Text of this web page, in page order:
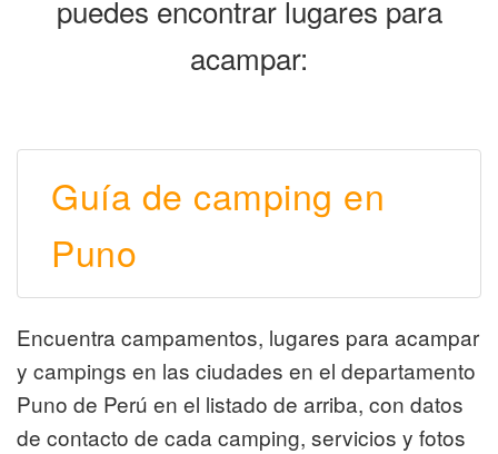
puedes encontrar lugares para
acampar:
Guía de camping en
Puno
Encuentra campamentos, lugares para acampar
y campings en las ciudades en el departamento
Puno de Perú en el listado de arriba, con datos
de contacto de cada camping, servicios y fotos